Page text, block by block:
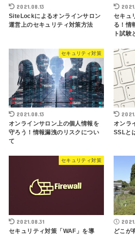
2021.08.13
SiteLockによるオンラインサロン
運営上のセキュリティ対策方法
セキュ
る！情
ト試験
セキュリティ対策
2021.08.13
オンラインサロン上の個人情報を
守ろう！情報漏洩のリスクについ
て
オンラ
SSLと
セキュリティ対策
2021.08.31
セキュリティ対策「WAF」を導
どこが